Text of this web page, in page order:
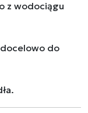
z wodociągu
do